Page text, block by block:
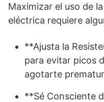
Maximizar el uso de
eléctrica requiere
**Ajusta la
para evitar picos
agotarte
**Sé Consciente